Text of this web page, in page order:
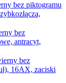
bez piktogramu
bez
antracyt,
bez
16AX, zaciski